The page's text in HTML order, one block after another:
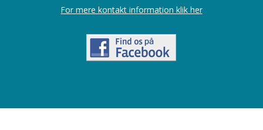
For mere kontakt information klik her